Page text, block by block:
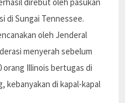
di Sungai Tennessee.
oleh Jenderal
menyerah sebelum
orang Illinois bertugas di
kebanyakan di kapal-kapal